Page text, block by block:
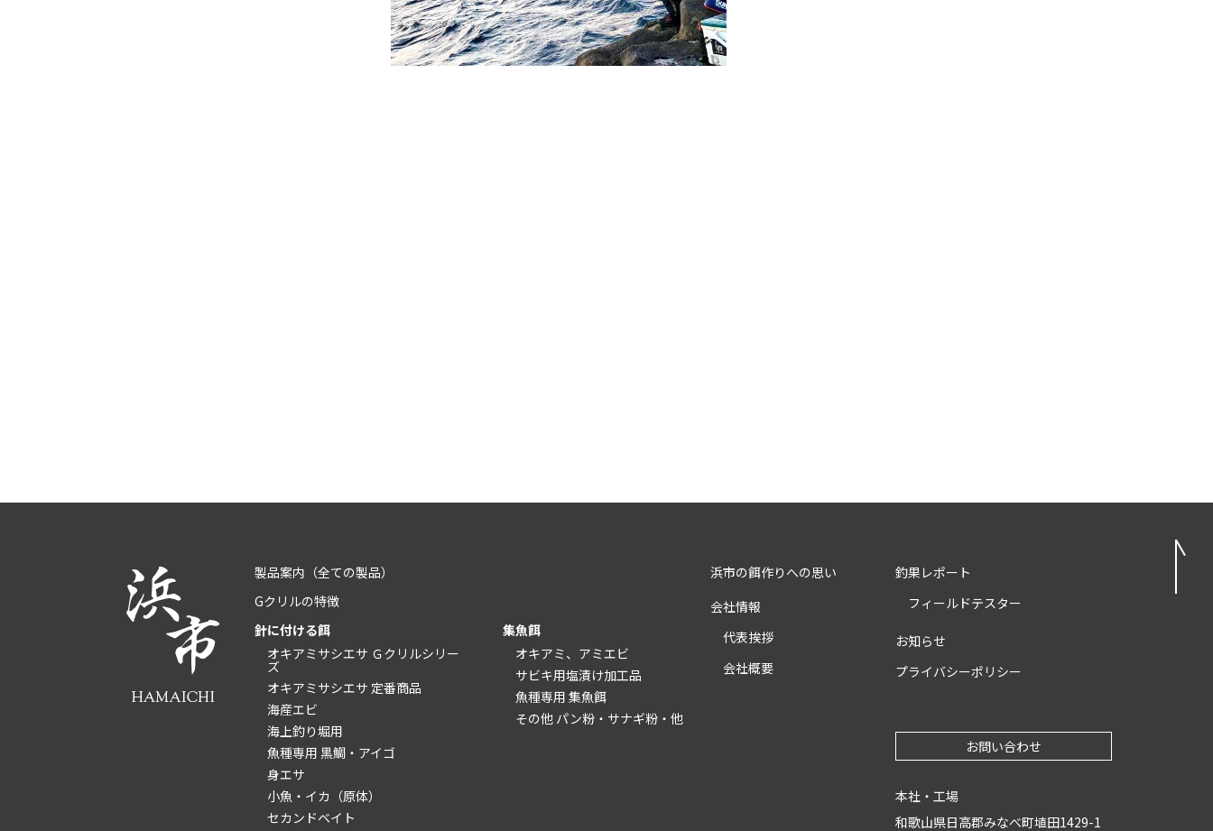
製品案内 （全ての製品）
Gクリルの特徴
針に付ける餌
オキアミサシエサ Ｇクリルシリー
ズ
オキアミサシエサ 定番商品
海産エビ
海上釣り堀用
魚種専用 黒鯛・アイゴ
身エサ
小魚・イカ（原体）
セカンドベイト
集魚餌
オキアミ、アミエビ
サビキ用塩漬け加工品
魚種専用 集魚餌
その他 パン粉・サナギ粉・他
浜市の餌作りへの思い
会社情報
代表挨拶
会社概要
釣果レポート
フィールドテスター
お知らせ
プライバシーポリシー
お問い合わせ
本社・工場
和歌山県日高郡みなべ町埴田1429-1